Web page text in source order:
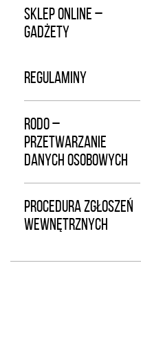
SKLEP ONLINE –
GADŻETY
REGULAMINY
RODO –
PRZETWARZANIE
DANYCH OSOBOWYCH
PROCEDURA ZGŁOSZEŃ
WEWNĘTRZNYCH